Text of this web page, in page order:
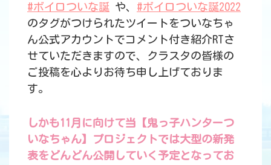
#ボイロついな誕 や、 #ボイロついな誕2022
のタグがつけられたツイートをついなちゃ
ん公式アカウントでコメント付き紹介RTさ
せていただきますので、クラスタの皆様の
ご投稿を心よりお待ち申し上げておりま
す。
しかも11月に向けて当【鬼っ子ハンターつ
いなちゃん】プロジェクトでは大型の新発
表をどんどん公開していく予定となってお